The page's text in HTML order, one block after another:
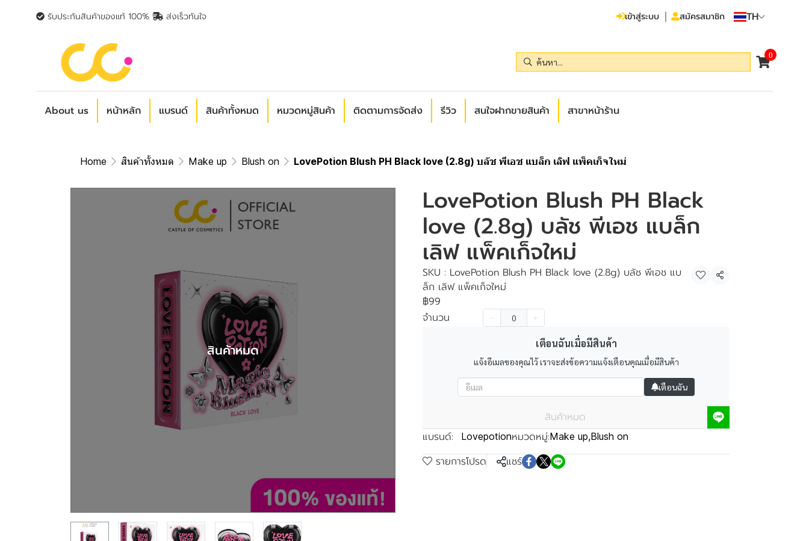
รับประกันสินค้าของแท้ 100% ส่งเร็วทันใจ เข้าสู่ระบบ สมัครสมาชิก TH
0
About us หน้าหลัก แบรนด์ สินค้าทั้งหมด หมวดหมู่สินค้า ติดตามการจัดส่ง รีวิว สนใจฝากขายสินค้า สาขาหน้าร้าน
Home สินค้าทั้งหมด Make up Blush on LovePotion Blush PH Black love (2.8g) บลัช พีเอช แบล็ก เลิฟ แพ็คเก็จใหม่
สินค้าหมด
LovePotion Blush PH Black
love (2.8g) บลัช พีเอช แบล็ก
เลิฟ แพ็คเก็จใหม่
SKU : LovePotion Blush PH Black love (2.8g) บลัช พีเอช แบ
ล็ก เลิฟ แพ็คเก็จใหม่
แชร์
฿99
จำนวน
เตือนฉันเมื่อมีสินค้า
แจ้งอีเมลของคุณไว้ เราจะส่งข้อความแจ้งเตือนคุณเมื่อมีสินค้า
เตือนฉัน
สินค้าหมด
แบรนด์:
Lovepotionหมวดหมู่:Make up,Blush on
รายการโปรด แชร์